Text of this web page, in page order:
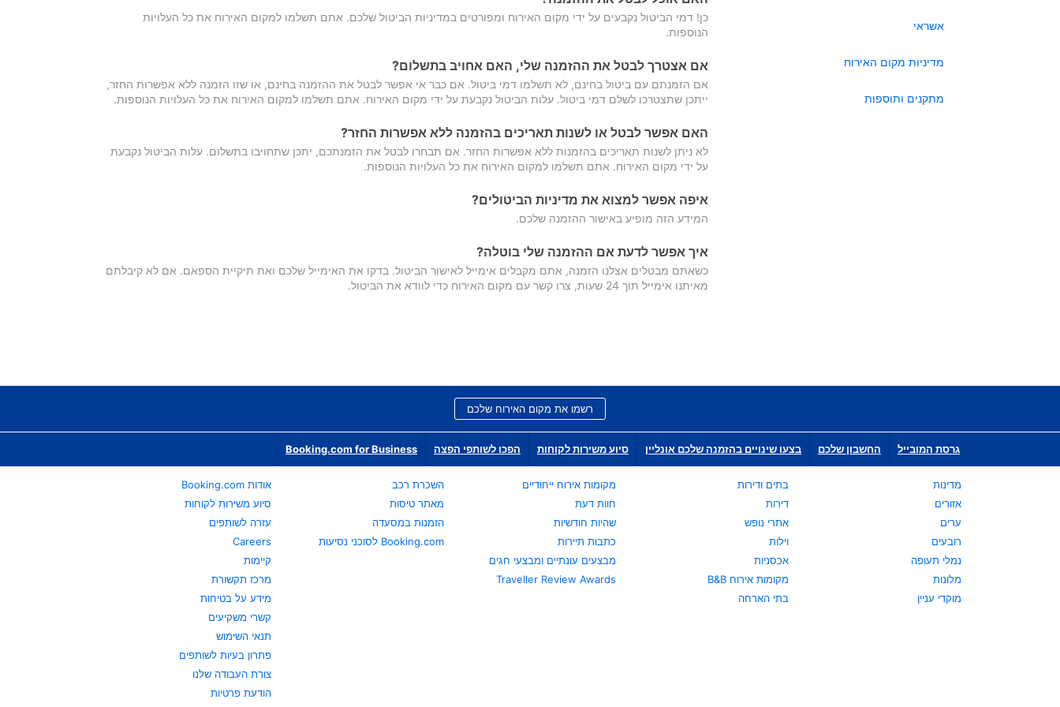
אשראי
מדיניות מקום האירוח
מתקנים ותוספות
כן! דמי הביטול נקבעים על ידי מקום האירוח ומפורטים במדיניות הביטול שלכם. אתם תשלמו למקום האירוח את כל העלויות
הנוספות.
אם אצטרך לבטל את ההזמנה שלי, האם אחויב בתשלום?
אם הזמנתם עם ביטול בחינם, לא תשלמו דמי ביטול. אם כבר אי אפשר לבטל את ההזמנה בחינם, או שזו הזמנה ללא אפשרות החזר,
ייתכן שתצטרכו לשלם דמי ביטול. עלות הביטול נקבעת על ידי מקום האירוח. אתם תשלמו למקום האירוח את כל העלויות הנוספות.
האם אפשר לבטל או לשנות תאריכים בהזמנה ללא אפשרות החזר?
לא ניתן לשנות תאריכים בהזמנות ללא אפשרות החזר. אם תבחרו לבטל את הזמנתכם, יתכן שתחויבו בתשלום. עלות הביטול נקבעת
על ידי מקום האירוח. אתם תשלמו למקום האירוח את כל העלויות הנוספות.
איפה אפשר למצוא את מדיניות הביטולים?
המידע הזה מופיע באישור ההזמנה שלכם.
איך אפשר לדעת אם ההזמנה שלי בוטלה?
כשאתם מבטלים אצלנו הזמנה, אתם מקבלים אימייל לאישור הביטול. בדקו את האימייל שלכם ואת תיקיית הספאם. אם לא קיבלתם
מאיתנו אימייל תוך 24 שעות, צרו קשר עם מקום האירוח כדי לוודא את הביטול.
רשמו את מקום האירוח שלכם
גרסת המובייל החשבון שלכם בצעו שינויים בהזמנה שלכם אונליין סיוע משירות לקוחות הפכו לשותפי הפצה Booking.com for Business
מדינות
אזורים
ערים
רובעים
נמלי תעופה
מלונות
מוקדי עניין
בתים ודירות
דירות
אתרי נופש
וילות
אכסניות
מקומות אירוח B&B
בתי הארחה
מקומות אירוח ייחודיים
חוות דעת
שהיות חודשיות
כתבות תיירות
מבצעים עונתיים ומבצעי חגים
Traveller Review Awards
השכרת רכב
מאתר טיסות
הזמנות במסעדה
Booking.com לסוכני נסיעות
אודות Booking.com
סיוע משירות לקוחות
עזרה לשותפים
Careers
קיימות
מרכז תקשורת
מידע על בטיחות
קשרי משקיעים
תנאי השימוש
פתרון בעיות לשותפים
צורת העבודה שלנו
הודעת פרטיות